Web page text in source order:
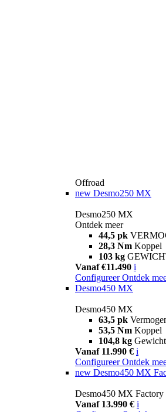
Offroad
new Desmo250 MX
Desmo250 MX
Ontdek meer
44,5 pk
28,3 Nm Koppel
103 kg
Vanaf €11.490 i
Configureer Ontdek
Desmo450 MX
Desmo450 MX
63,5 pk
53,5 Nm Koppel
104,8 kg Gewicht
Vanaf 11.990 € i
Configureer Ontdek
new Desmo450 MX
Desmo450 MX Factory
Vanaf 13.990 € i